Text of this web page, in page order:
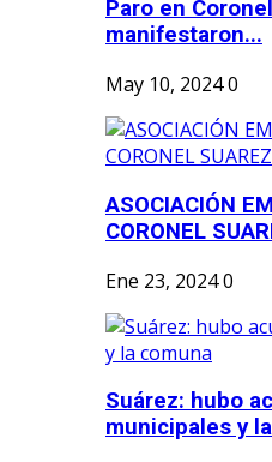
Paro en
manifestaron...
May 10, 20240
ASOCIACIÓN
CORONEL
Ene 23, 20240
Suárez: hubo
municipales y